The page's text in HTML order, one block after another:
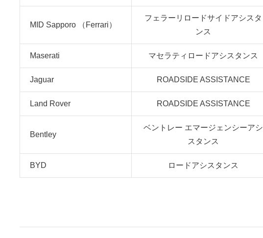
MID Sapporo （Ferrari）
フェラーリロードサイドアシスタ
ンス
Maserati マセラティロードアシスタンス
Jaguar ROADSIDE ASSISTANCE
Land Rover ROADSIDE ASSISTANCE
Bentley
ベントレー エマージェンシーアシ
スタンス
BYD ロードアシスタンス